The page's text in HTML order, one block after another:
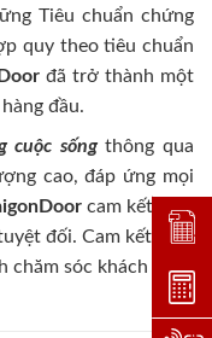
Tiêu chuẩn chứng
quy theo tiêu chuẩn
đã trở thành một
đầu.
cuộc sốngthông qua
cao, đáp ứng mọi
cam kết đem
đối. Cam kết chất
chăm sóc khách hàng
Đặt
Dự